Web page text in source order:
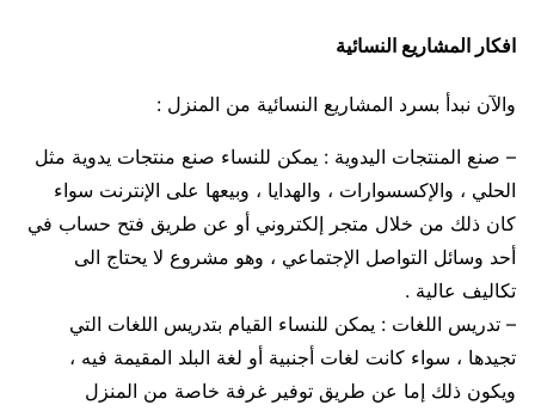
افكار المشاريع النسائية
والآن نبدأ بسرد المشاريع النسائية من المنزل :
– صنع المنتجات اليدوية : يمكن للنساء صنع منتجات يدوية مثل
الحلي ، والإكسسوارات ، والهدايا ، وبيعها على الإنترنت سواء
كان ذلك من خلال متجر إلكتروني أو عن طريق فتح حساب في
أحد وسائل التواصل الإجتماعي ، وهو مشروع لا يحتاج الى
تكاليف عالية .
– تدريس اللغات : يمكن للنساء القيام بتدريس اللغات التي
تجيدها ، سواء كانت لغات أجنبية أو لغة البلد المقيمة فيه ،
ويكون ذلك إما عن طريق توفير غرفة خاصة من المنزل